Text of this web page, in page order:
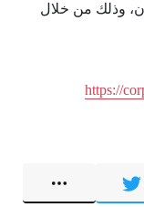
وذلك من خلال
https://